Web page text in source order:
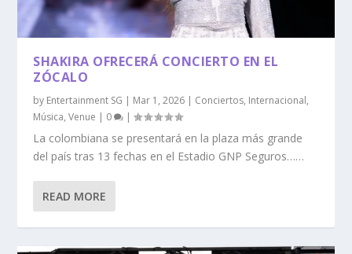
SHAKIRA OFRECERÁ CONCIERTO EN EL
ZÓCALO
by Entertainment SG | Mar 1, 2026 | Conciertos, Internacional,
Música,Venue | 0 |
La colombiana se presentará en la plaza más grande
del país tras 13 fechas en el Estadio GNP Seguros……
READ MORE